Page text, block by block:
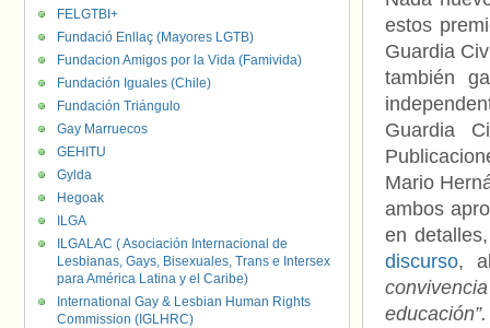
estos
Guardia
también
Guardia
Mario
ambos
en
discurso,
FELGTBI+
Fundació Enllaç (Mayores LGTB)
Fundacion Amigos por la Vida (Famivida)
Fundación Iguales (Chile)
Fundación Triángulo
Gay Marruecos
GEHITU
Gylda
Hegoak
ILGA
ILGALAC ( Asociación Internacional de
Lesbianas, Gays, Bisexuales, Trans e Intersex
para América Latina y el Caribe)
International Gay & Lesbian Human Rights
Commission (IGLHRC)